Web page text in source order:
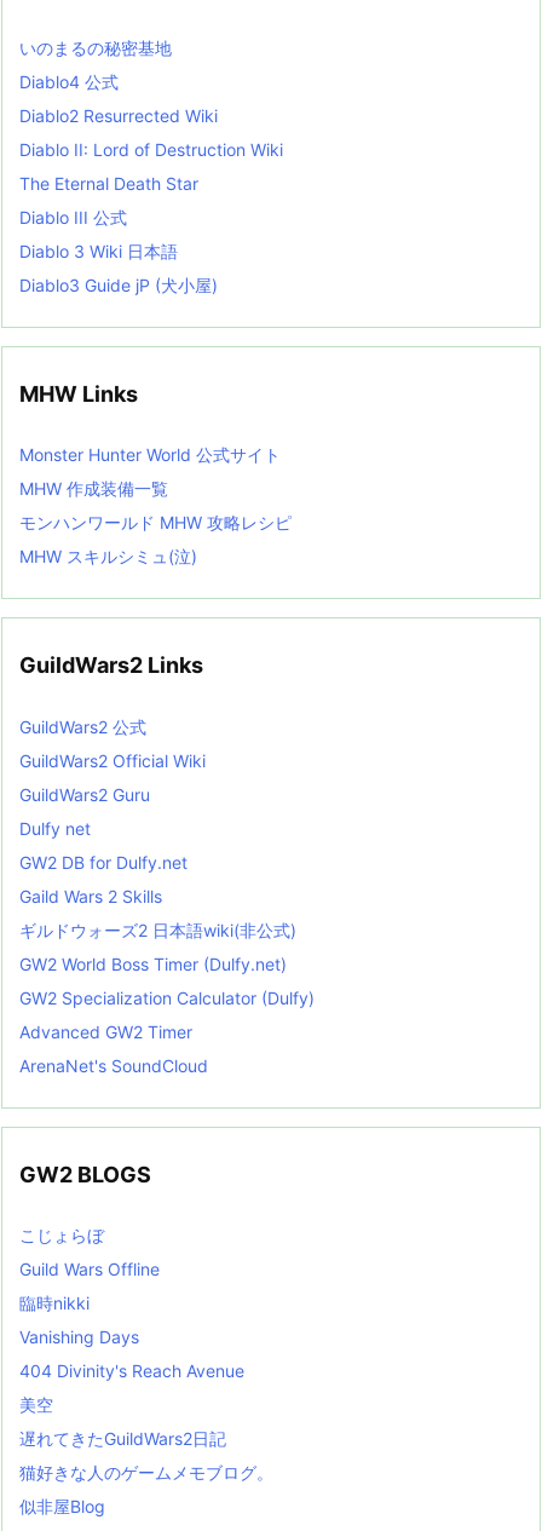
i
s
t
いのまるの秘密基地
Diablo4 公式
Diablo2 Resurrected Wiki
Diablo II: Lord of Destruction Wiki
The Eternal Death Star
Diablo III 公式
Diablo 3 Wiki 日本語
Diablo3 Guide jP (犬小屋)
MHW Links
Monster Hunter World 公式サイト
MHW 作成装備一覧
モンハンワールド MHW 攻略レシピ
MHW スキルシミュ(泣)
GuildWars2 Links
GuildWars2 公式
GuildWars2 Official Wiki
GuildWars2 Guru
Dulfy net
GW2 DB for Dulfy.net
Gaild Wars 2 Skills
ギルドウォーズ2 日本語wiki(非公式)
GW2 World Boss Timer (Dulfy.net)
GW2 Specialization Calculator (Dulfy)
Advanced GW2 Timer
ArenaNet's SoundCloud
GW2 BLOGS
こじょらぼ
Guild Wars Offline
臨時nikki
Vanishing Days
404 Divinity's Reach Avenue
美空
遅れてきたGuildWars2日記
猫好きな人のゲームメモブログ。
似非屋Blog